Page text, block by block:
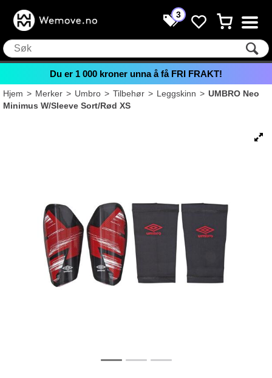
3
Du er 1 000 kroner unna å få FRI FRAKT!
Hjem>Merker>Umbro>Tilbehør>Leggskinn>UMBRO Neo
Minimus W/Sleeve Sort/Rød XS